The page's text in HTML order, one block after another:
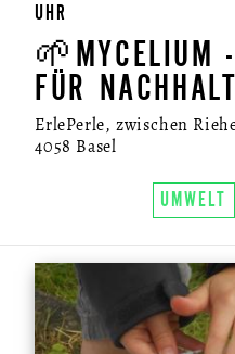
UHR
🌱MYCELIUM
FÜR
ErlePerle, zwischen
4058 Basel
UMWELT